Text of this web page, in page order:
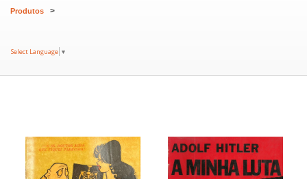
Produtos >
Select Language ▼